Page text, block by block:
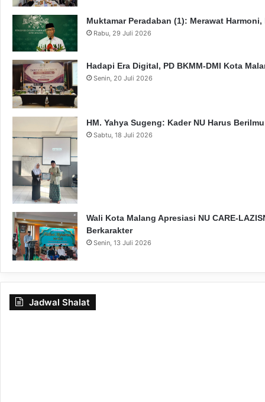
Muktamar Peradaban (1): Merawat
Rabu, 29 Juli 2026
Hadapi Era Digital, PD BKMM-DMI Kota
Senin, 20 Juli 2026
HM. Yahya Sugeng: Kader NU Harus
Sabtu, 18 Juli 2026
Wali Kota Malang Apresiasi NU CARE-
Berkarakter
Senin, 13 Juli 2026
Jadwal Shalat